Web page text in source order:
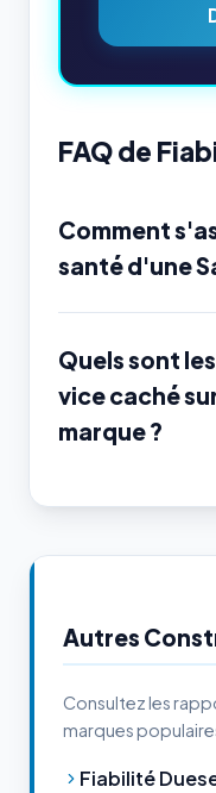
FAQ de
Comment
santé d'une
Quels sont
vice caché
marque ?
Autres
Consultez les
marques
Fiabilité